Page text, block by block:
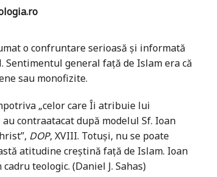
o confruntare serioasă şi informată
Sentimentul general faţă de Islam era că
sau monofizite.
„celor care Îi atribuie lui
contraatacat după modelul Sf. Ioan
DOP, XVIII. Totuşi, nu se poate
atitudine creştină faţă de Islam. Ioan
teologic. (Daniel J. Sahas)